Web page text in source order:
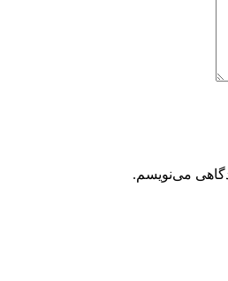
می‌نویسم.